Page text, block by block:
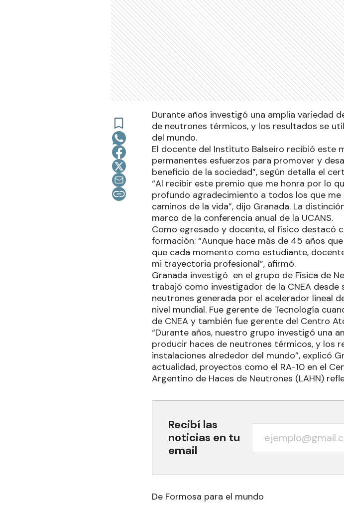
Durante años investigó una amplia variedad
de neutrones térmicos, y los resultados se
del mundo.
El docente del Instituto Balseiro recibió este
permanentes esfuerzos para promover y
beneficio de la sociedad”, según detalla el
“Al recibir este premio que me honra por lo
profundo agradecimiento a todos los que
caminos de la vida”, dijo Granada. La
marco de la conferencia anual de la UCANS.
Como egresado y docente, el físico destacó
formación: “Aunque hace más de 45 años
que cada momento como estudiante,
mi trayectoria profesional”, afirmó.
Granada investigó en el grupo de Física de
trabajó como investigador de la CNEA
neutrones generada por el acelerador lineal
nivel mundial. Fue gerente de Tecnología
de CNEA y también fue gerente del Centro
“Durante años, nuestro grupo investigó una
producir haces de neutrones térmicos, y los
instalaciones alrededor del mundo”, explicó
actualidad, proyectos como el RA-10 en el
Argentino de Haces de Neutrones (LAHN)
Recibí las
noticias en tu
email
De Formosa para el mundo